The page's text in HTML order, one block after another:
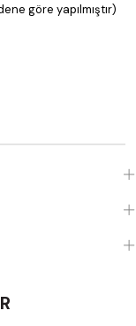
göre yapılmıştır)